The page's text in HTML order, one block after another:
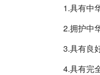
1.具有中
2.拥护中
3.具有良
4.具有完